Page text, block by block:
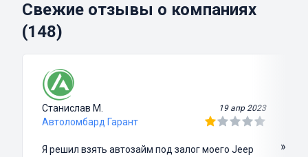
Свежие отзывы о компаниях
(148)
Станислав М. 19 апр 2023
Автоломбард Гарант
Я решил взять автозайм под залог моего Jeep
»